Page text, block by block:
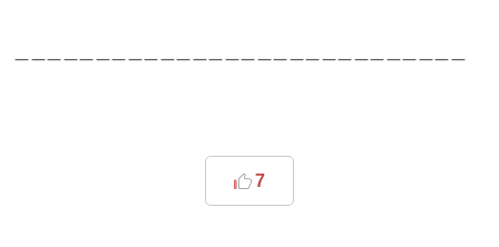
ㅡㅡㅡㅡㅡㅡㅡㅡㅡㅡㅡㅡㅡㅡㅡㅡㅡㅡㅡㅡㅡㅡㅡㅡㅡㅡㅡㅡ
7